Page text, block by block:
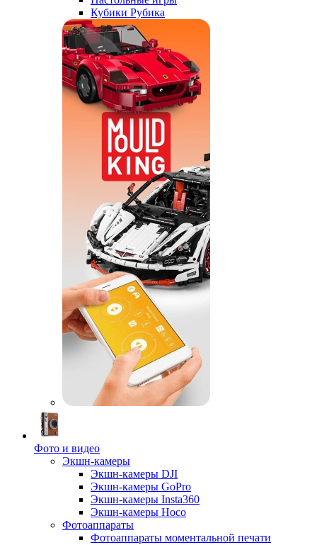
Кубики Рубика
Фото и видео
Экшн-камеры
Экшн-камеры DJI
Экшн-камеры GoPro
Экшн-камеры Insta360
Экшн-камеры Hoco
Фотоаппараты
Фотоаппараты моментальной печати